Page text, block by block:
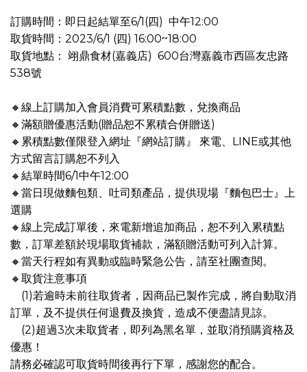
訂購時間：即日起結單至6/1(四) 中午12:00
取貨時間：2023/6/1 (四) 16:00~18:00
取貨地點： 翊鼎食材(嘉義店) 600台灣嘉義市西區友忠路
538號
🔸線上訂購加入會員消費可累積點數，兌換商品
🔸滿額贈優惠活動(贈品恕不累積合併贈送)
🔸累積點數僅限登入網址『網站訂購』 來電、LINE或其他
方式留言訂購恕不列入
🔸結單時間6/1中午12:00
🔸當日現做麵包類、吐司類產品，提供現場『麵包巴士』上
選購
🔸線上完成訂單後，來電新增追加商品，恕不列入累積點
數，訂單差額於現場取貨補款，滿額贈活動可列入計算。
🔸當天行程如有異動或臨時緊急公告，請至社團查閱。
🔸取貨注意事項
(1)若逾時未前往取貨者，因商品已製作完成，將自動取消
訂單，及不提供任何退費及換貨，造成不便盡請見諒。
(2)超過3次未取貨者，即列為黑名單，並取消預購資格及
優惠！
請務必確認可取貨時間後再行下單，感謝您的配合。